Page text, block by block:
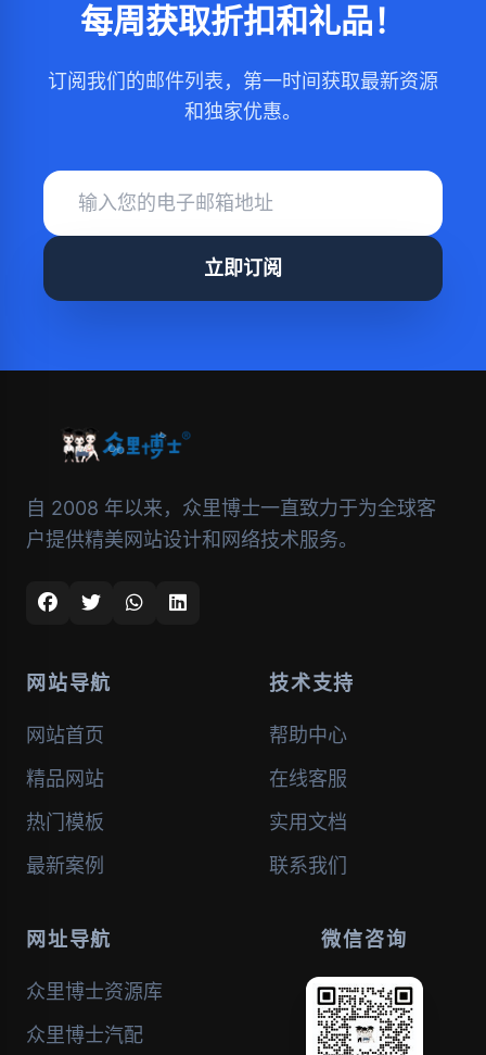
每周获取折扣和礼品！
订阅我们的邮件列表，第一时间获取最新资源
和独家优惠。
立即订阅
自 2008 年以来，众里博士一直致力于为全球客
户提供精美网站设计和网络技术服务。
网站导航
网站首页
精品网站
热门模板
最新案例
技术支持
帮助中心
在线客服
实用文档
联系我们
网址导航
众里博士资源库
众里博士汽配
微信咨询